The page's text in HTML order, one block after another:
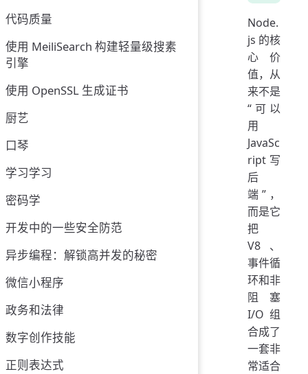
代码质量
使用 MeiliSearch 构建轻量级搜素
引擎
使用 OpenSSL 生成证书
厨艺
口琴
学习学习
密码学
开发中的一些安全防范
异步编程：解锁高并发的秘密
微信小程序
政务和法律
数字创作技能
正则表达式
Node.
js 的核
心价
值，从
来不是
“可以
用
JavaSc
ript 写
后
端”，
而是它
把
V8、
事件循
环和非
阻塞
I/O 组
合成了
一套非
常适合